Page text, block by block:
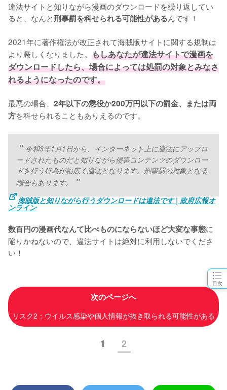
目次
違法サイトと知りながら漫画のダウンロードを繰り返してい
ると、なんと刑事罰を科せられる可能性があるんです！
2021年に著作権法が改正されて海賊版サイトに関する規制は
より厳しくなりました。 もしあなたが違法サイトで漫画を
ダウンロードしたら、場合によっては処罰の対象とみなさ
れるようになったのです。
最悪の場合、 2年以下の懲役か200万円以下の罰金、または両
方を科せられることもありえるのです。
令和3年1月1日から、インターネット上に違法にアップロ
ードされたものだと知りながら侵害コンテンツのダウンロー
ドを行う行為が幅広く違法となります。刑事罰の対象となる
場合もあります。
海賊版と知りながら行うダウンロードは違法です | 政府広報オ
ンライン
数百円の漫画代なんて比べものにならないほど大変な事態に
陥りかねないので、違法サイトは絶対に利用しないでくださ
い！
次のページへ
リスク2：ウイルス感染や個人情報が抜き取られる可能性がある
1 2